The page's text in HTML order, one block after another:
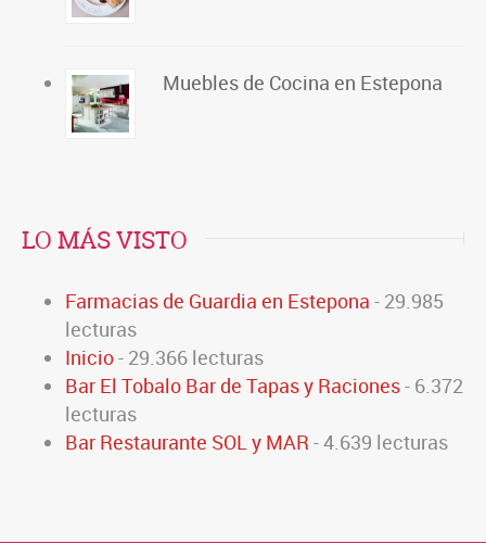
Muebles de Cocina en Estepona
LO MÁS VISTO
Farmacias de Guardia en Estepona - 29.985
lecturas
Inicio- 29.366 lecturas
Bar El Tobalo Bar de Tapas y Raciones- 6.372
lecturas
Bar Restaurante SOL y MAR - 4.639 lecturas